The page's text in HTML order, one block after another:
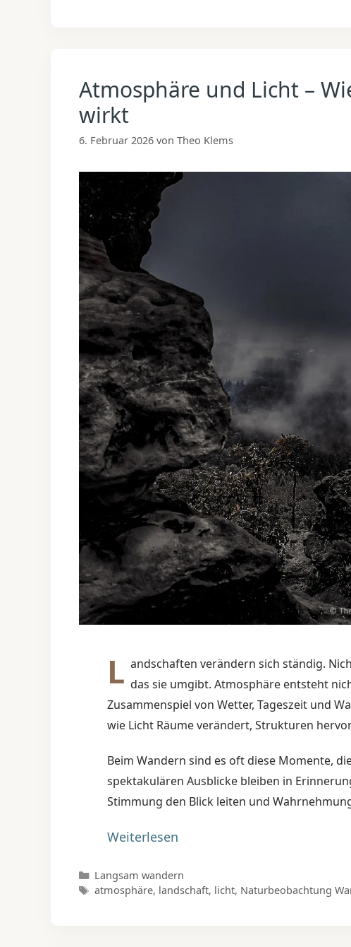
Atmosphäre und Licht –
wirkt
6. Februar 2026 von Theo Klems
L andschaften verändern sich ständig.
das sie umgibt. Atmosphäre entsteht
Zusammenspiel von Wetter, Tageszeit und
wie Licht Räume verändert, Strukturen
Beim Wandern sind es oft diese Momente,
spektakulären Ausblicke bleiben in
Stimmung den Blick leiten und
Weiterlesen
Kategorien
Langsam wandern
Schlagwörter
atmosphäre, landschaft, licht, Naturbeobachtung